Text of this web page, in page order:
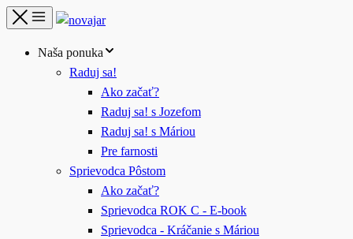
Naša ponuka
Raduj sa!
Ako začať?
Raduj sa! s Jozefom
Raduj sa! s Máriou
Pre farnosti
Sprievodca Pôstom
Ako začať?
Sprievodca ROK C - E-book
Sprievodca - Kráčanie s Máriou